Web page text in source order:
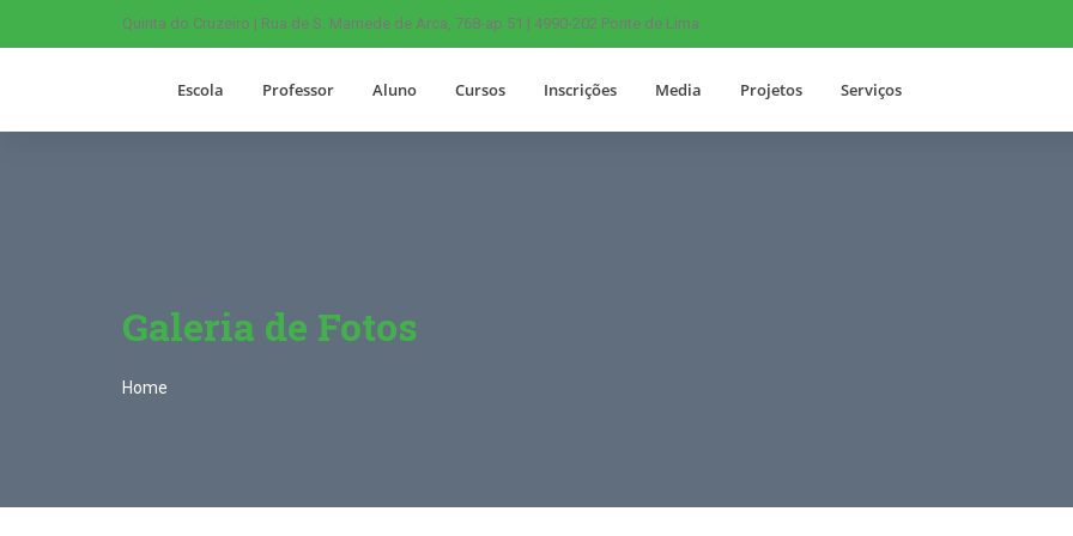
Quinta do Cruzeiro | Rua de S. Mamede de Arca, 768-ap 51 | 4990-202 Ponte de Lima
Escola Professor Aluno Cursos Inscrições Media Projetos Serviços
Galeria de Fotos
Home